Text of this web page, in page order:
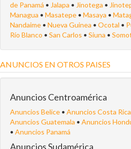
de Panamá • Jalapa • Jinotega •
Managua • Masatepe • Masaya •
Nandaime • Nueva Guinea • Ocotal •
Río Blanco • San Carlos • Siuna •
ANUNCIOS EN OTROS PAISES
Anuncios Centroamérica
Anuncios Belice • Anuncios Costa Rica
Anuncios Guatemala • Anuncios
• Anuncios Panamá
Anuncios Sudamérica